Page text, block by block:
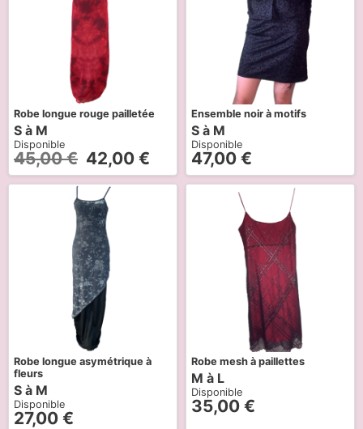
Robe longue rouge pailletée
S à M
Disponible
45,00€ 42,00 €
Ensemble noir à motifs
S à M
Disponible
47,00 €
Robe longue asymétrique à
fleurs
S à M
Disponible
27,00 €
Robe mesh à paillettes
M à L
Disponible
35,00 €